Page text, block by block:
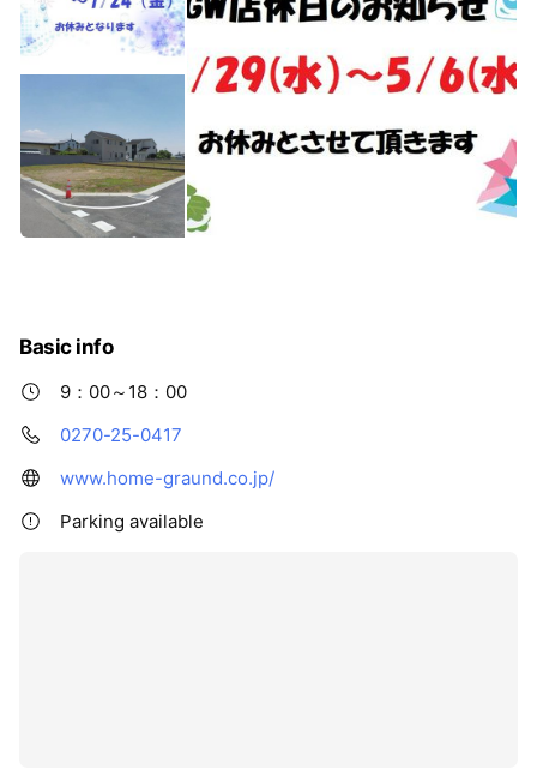
Basic info
9：00～18：00
0270-25-0417
www.home-graund.co.jp/
Parking available